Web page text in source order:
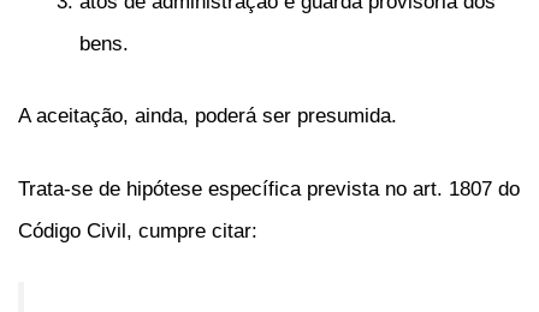
bens.
A aceitação, ainda, poderá ser presumida.
Trata-se de hipótese específica prevista no art. 1807 do
Código Civil, cumpre citar: